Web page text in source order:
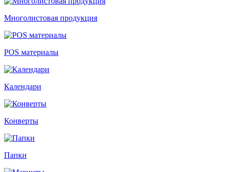
Многолистовая продукция
POS материалы
Календари
Конверты
Папки